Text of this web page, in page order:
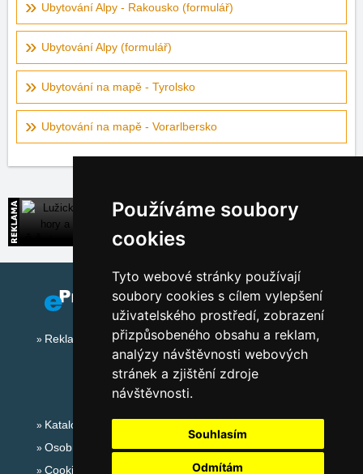
Používáme soubory
cookies
Tyto webové stránky používají
soubory cookies s cílem vylepšení
uživatelského prostředí, zobrazení
přizpůsobeného obsahu a reklam,
analýzy návštěvnosti webových
stránek a zjištění zdroje
návštěvnosti.
Souhlasím
Odmítám
Ubytování Alpy - Rakousko (formulář)
Ubytování Alpy (formulář)
Ubytování na mapě - Tyrolsko
Ubytování na mapě - Vorarlbersko
Lužické hory a Č.Švýcarsko
Široká nabídka přímých kontaktů na ubytování
Reklama na tomto serveru
Katalog ubytování
Osobní údaje
Cookies